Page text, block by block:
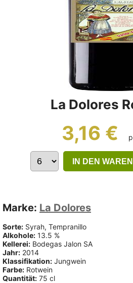
La Dolores
3,16 €
IN DEN
Marke: La Dolores
Sorte: Syrah, Tempranillo
Alkohole: 13.5 %
Kellerei: Bodegas Jalon SA
Jahr: 2014
Klassifikation: Jungwein
Farbe: Rotwein
Quantität: 75 cl